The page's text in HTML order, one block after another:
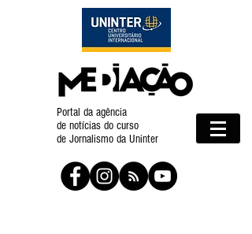
Portal da agência
de notícias do curso
de Jornalismo da Uninter